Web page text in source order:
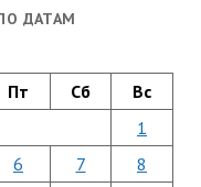
ДАТАМ
Пт Сб Вс
1
6 7
8